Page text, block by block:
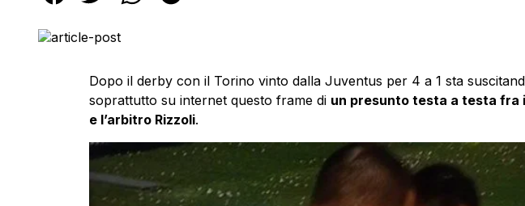
Dopo il derby con il Torino vinto dalla Juventus per 4 a 1 sta
soprattutto su internet questo frame di un presunto testa a testa fra
e l’arbitro Rizzoli.